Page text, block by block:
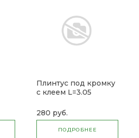
Плинтус под кромку
с клеем L=3.05
280 руб.
ПОДРОБНЕЕ